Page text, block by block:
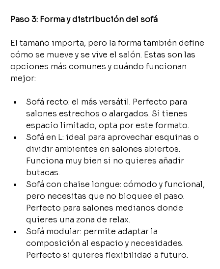
Paso 3: Forma y distribución del sofá
El tamaño importa, pero la forma también define
cómo se mueve y se vive el salón. Estas son las
opciones más comunes y cuándo funcionan
mejor:
Sofá recto: el más versátil. Perfecto para
salones estrechos o alargados. Si tienes
espacio limitado, opta por este formato.
Sofá en L: ideal para aprovechar esquinas o
dividir ambientes en salones abiertos.
Funciona muy bien si no quieres añadir
butacas.
Sofá con chaise longue: cómodo y funcional,
pero necesitas que no bloquee el paso.
Perfecto para salones medianos donde
quieres una zona de relax.
Sofá modular: permite adaptar la
composición al espacio y necesidades.
Perfecto si quieres flexibilidad a futuro.